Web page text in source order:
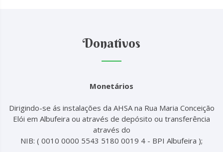
Donativos
Monetários
Dirigindo-se ás instalações da AHSA na Rua Maria Conceição
Elói em Albufeira ou através de depósito ou transferência
através do
NIB: ( 0010 0000 5543 5180 0019 4 - BPI Albufeira );